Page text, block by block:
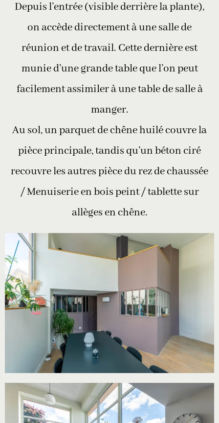
Depuis l’entrée (visible derrière la plante),
on accède directement à une salle de
réunion et de travail. Cette dernière est
munie d’une grande table que l’on peut
facilement assimiler à une table de salle à
manger.
Au sol, un parquet de chêne huilé couvre la
pièce principale, tandis qu’un béton ciré
recouvre les autres pièce du rez de chaussée
/ Menuiserie en bois peint / tablette sur
allèges en chêne.